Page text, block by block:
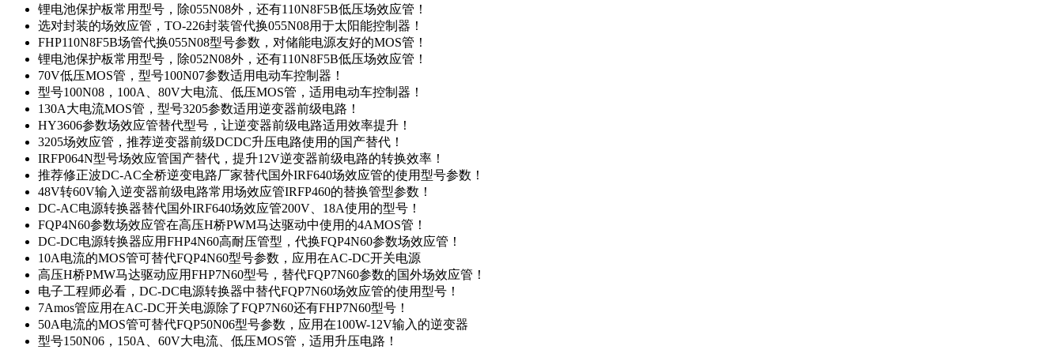
锂电池保护板常用型号，除055N08外，还有110N8F5B低压场效应管！
选对封装的场效应管，TO-226封装管代换055N08用于太阳能控制器！
FHP110N8F5B场管代换055N08型号参数，对储能电源友好的MOS管！
锂电池保护板常用型号，除052N08外，还有110N8F5B低压场效应管！
70V低压MOS管，型号100N07参数适用电动车控制器！
型号100N08，100A、80V大电流、低压MOS管，适用电动车控制器！
130A大电流MOS管，型号3205参数适用逆变器前级电路！
HY3606参数场效应管替代型号，让逆变器前级电路适用效率提升！
3205场效应管，推荐逆变器前级DCDC升压电路使用的国产替代！
IRFP064N型号场效应管国产替代，提升12V逆变器前级电路的转换效率！
推荐修正波DC-AC全桥逆变电路厂家替代国外IRF640场效应管的使用型号参数！
48V转60V输入逆变器前级电路常用场效应管IRFP460的替换管型参数！
DC-AC电源转换器替代国外IRF640场效应管200V、18A使用的型号！
FQP4N60参数场效应管在高压H桥PWM马达驱动中使用的4AMOS管！
DC-DC电源转换器应用FHP4N60高耐压管型，代换FQP4N60参数场效应管！
10A电流的MOS管可替代FQP4N60型号参数，应用在AC-DC开关电源
高压H桥PMW马达驱动应用FHP7N60型号，替代FQP7N60参数的国外场效应管！
电子工程师必看，DC-DC电源转换器中替代FQP7N60场效应管的使用型号！
7Amos管应用在AC-DC开关电源除了FQP7N60还有FHP7N60型号！
50A电流的MOS管可替代FQP50N06型号参数，应用在100W-12V输入的逆变器
型号150N06，150A、60V大电流、低压MOS管，适用升压电路！